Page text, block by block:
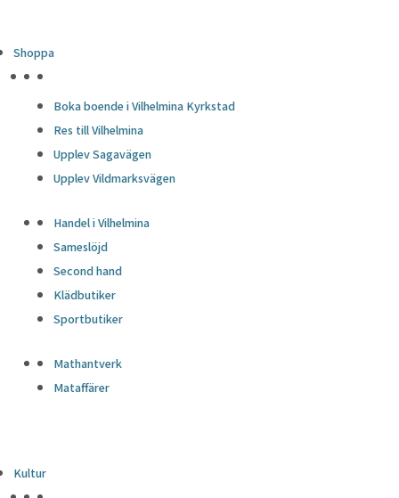
Shoppa
Boka boende i Vilhelmina Kyrkstad
Res till Vilhelmina
Upplev Sagavägen
Upplev Vildmarksvägen
Handel i Vilhelmina
Sameslöjd
Second hand
Klädbutiker
Sportbutiker
Mathantverk
Mataffärer
Kultur